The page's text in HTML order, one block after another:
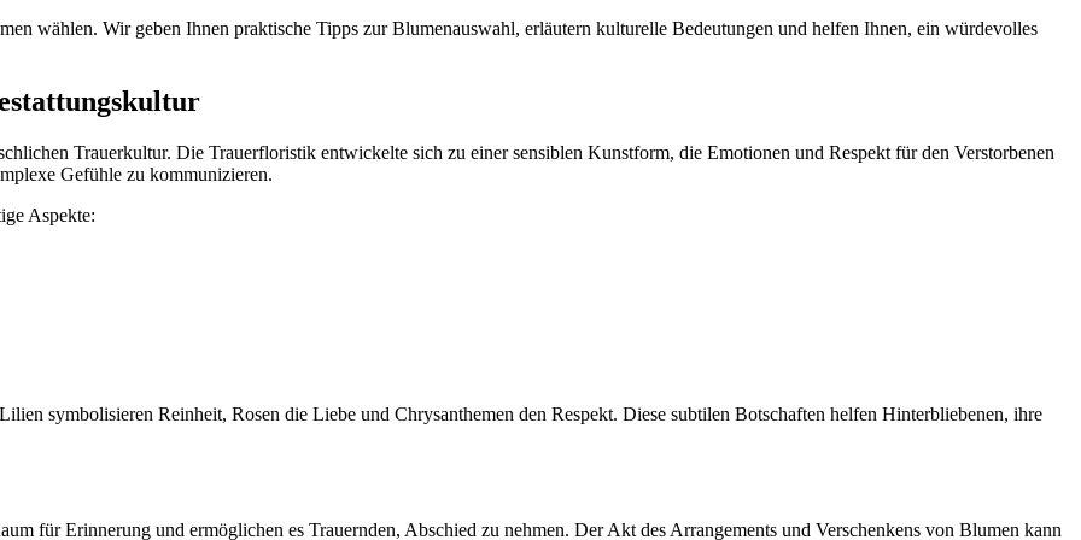
wählen. Wir geben Ihnen praktische Tipps zur Blumenauswahl, erläutern kulturelle Bedeutungen und helfen Ihnen, ein würdevolles
Trauerkultur. Die Trauerfloristik entwickelte sich zu einer sensiblen Kunstform, die Emotionen und Respekt für den Verstorbenen
Gefühle zu kommunizieren.
Aspekte:
symbolisieren Reinheit, Rosen die Liebe und Chrysanthemen den Respekt. Diese subtilen Botschaften helfen Hinterbliebenen, ihre
für Erinnerung und ermöglichen es Trauernden, Abschied zu nehmen. Der Akt des Arrangements und Verschenkens von Blumen kann